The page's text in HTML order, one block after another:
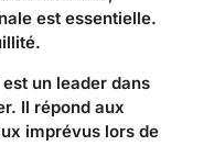
est essentielle.
un leader dans
Il répond aux
imprévus lors de